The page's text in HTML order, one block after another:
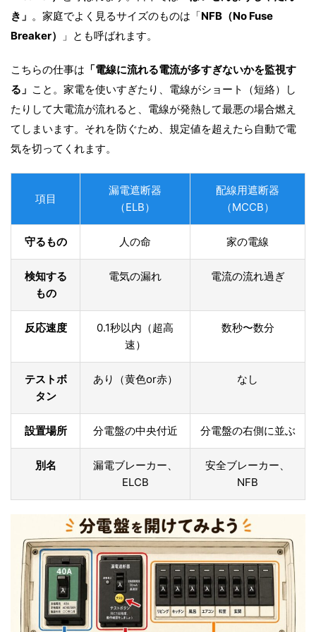
き」 。家庭でよく見るサイズのものは「NFB（No Fuse
Breaker）
」とも呼ばれます。
こちらの仕事は 「電線に流れる電流が多すぎないかを監視す
る」 こと。家電を使いすぎたり、電線がショート（短絡）し
たりして大電流が流れると、電線が発熱して最悪の場合燃え
てしまいます。それを防ぐため、規定値を超えたら自動で電
気を切ってくれます。
項目
漏電遮断器
（ELB）
配線用遮断器
（MCCB）
守るもの 人の命 家の電線
検知する
もの
電気の漏れ 電流の流れ過ぎ
反応速度
0.1秒以内（超高
速）
数秒〜数分
テストボ
タン
あり（黄色or赤） なし
設置場所 分電盤の中央付近 分電盤の右側に並ぶ
別名
漏電ブレーカー、
ELCB
安全ブレーカー、
NFB